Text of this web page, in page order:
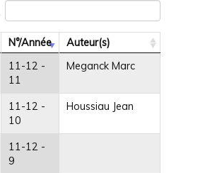
N°/Année
Auteur(s)
11-12 -
11
Meganck Marc
11-12 -
10
Houssiau Jean
11-12 -
9